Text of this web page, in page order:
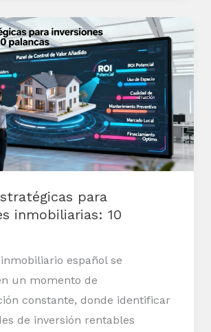
para
inmobiliarias: 10
español se
un momento de
constante, donde identificar
de inversión rentables